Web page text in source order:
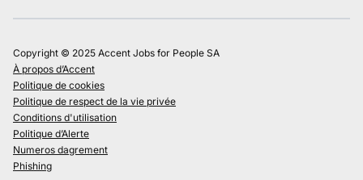
Copyright © 2025 Accent Jobs for People SA
À propos d’Accent
Politique de cookies
Politique de respect de la vie privée
Conditions d'utilisation
Politique d’Alerte
Numeros dagrement
Phishing